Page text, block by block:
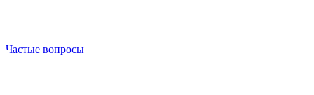
Частые вопросы